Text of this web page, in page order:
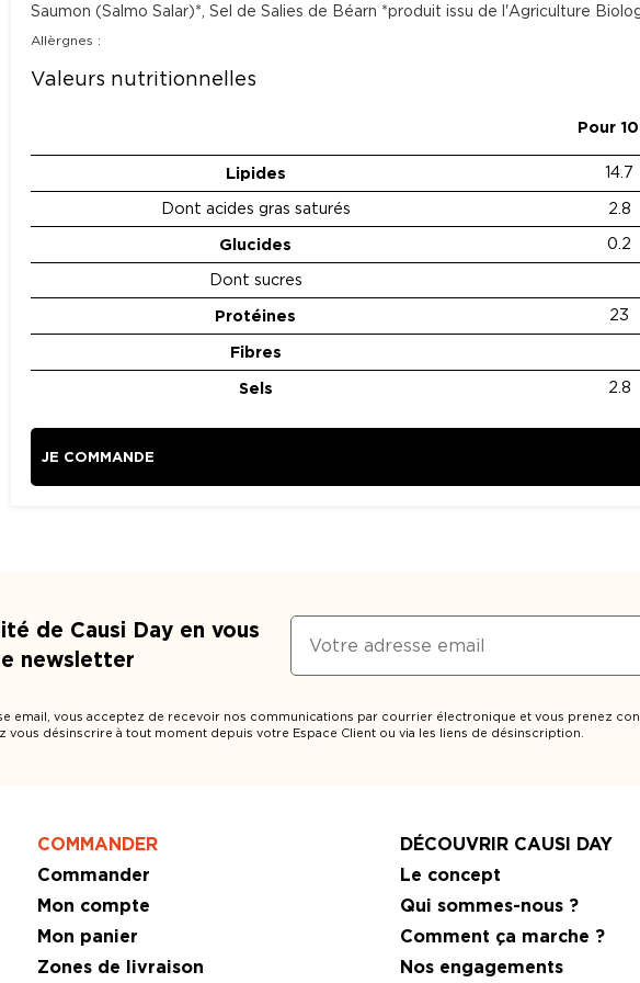
Saumon (Salmo Salar)*, Sel de Salies de Béarn *produit issu de l'Agriculture
Allèrgnes :
Valeurs nutritionnelles
Pour
Lipides
14.7
Dont acides gras saturés
2.8
Glucides
0.2
Dont sucres
Protéines 23
Fibres
Sels
2.8
JE COMMANDE
de Causi Day en vous
newsletter
email, vous acceptez de recevoir nos communications par courrier électronique et vous prenez
vous désinscrire à tout moment depuis votre Espace Client ou via les liens de désinscription.
COMMANDER
Commander
Mon compte
Mon panier
Zones de livraison
DÉCOUVRIR CAUSI DAY
Le concept
Qui sommes-nous ?
Comment ça marche ?
Nos engagements